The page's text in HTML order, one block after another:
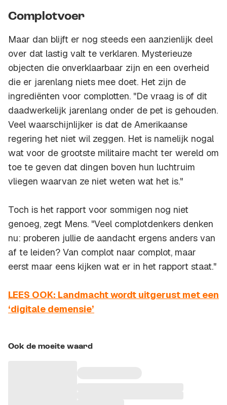
Complotvoer
Maar dan blijft er nog steeds een aanzienlijk deel
over dat lastig valt te verklaren. Mysterieuze
objecten die onverklaarbaar zijn en een overheid
die er jarenlang niets mee doet. Het zijn de
ingrediënten voor complotten. "De vraag is of dit
daadwerkelijk jarenlang onder de pet is gehouden.
Veel waarschijnlijker is dat de Amerikaanse
regering het niet wil zeggen. Het is namelijk nogal
wat voor de grootste militaire macht ter wereld om
toe te geven dat dingen boven hun luchtruim
vliegen waarvan ze niet weten wat het is."
Toch is het rapport voor sommigen nog niet
genoeg, zegt Mens. "Veel complotdenkers denken
nu: proberen jullie de aandacht ergens anders van
af te leiden? Van complot naar complot, maar
eerst maar eens kijken wat er in het rapport staat."
LEES OOK: Landmacht wordt uitgerust met een
‘digitale demensie’
Ook de moeite waard